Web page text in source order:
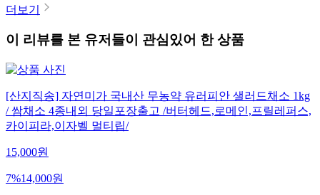
더보기
이 리뷰를 본 유저들이 관심있어 한 상품
[산지직송] 자연미가 국내산 무농약 유러피안 샐러드채소 1kg
/ 쌈채소 4종내외 당일포장출고 /버터헤드,로메인,프릴레퍼스,
카이피라,이자벨 멀티립/
15,000원
7%14,000원